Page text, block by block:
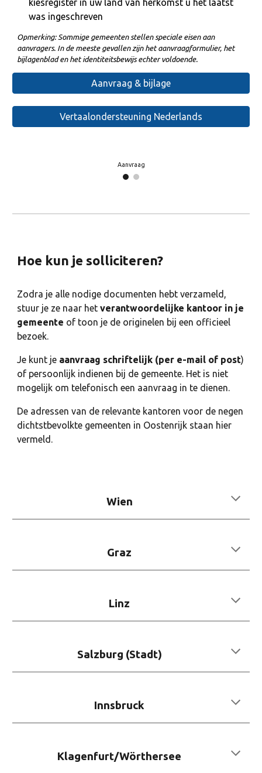
kiesregister in uw land van herkomst u het laatst
was ingeschreven
Opmerking: Sommige gemeenten stellen speciale eisen aan
aanvragers. In de meeste gevallen zijn het aanvraagformulier, het
bijlagenblad en het identiteitsbewijs echter voldoende.
Aanvraag & bijlage
Vertaalondersteuning Nederlands
Bijlage
Hoe kun je solliciteren?
Zodra je alle nodige documenten hebt verzameld,
stuur je ze naar hetverantwoordelijke kantoor in je
gemeente of toon je de originelen bij een officieel
bezoek.
Je kunt je aanvraag schriftelijk (per e-mail of post)
of persoonlijk indienen bij de gemeente. Het is niet
mogelijk om telefonisch een aanvraag in te dienen.
De adressen van de relevante kantoren voor de negen
dichtstbevolkte gemeenten in Oostenrijk staan hier
vermeld.
Wien
Graz
Linz
Salzburg (Stadt)
Innsbruck
Klagenfurt/Wörthersee